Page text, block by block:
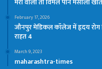
February 17, 2026
जौनपुर मेडिकल कॉलेज में हृदय रोग
राहत 4
March 9, 2023
maharashtra-times